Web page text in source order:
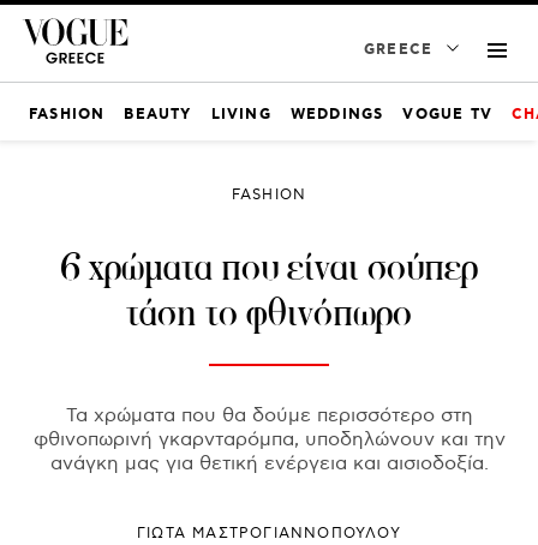
GREECE
FASHION BEAUTY LIVING WEDDINGS VOGUE TV
FASHION
6 χρώματα που είναι σούπερ
τάση το φθινόπωρο
Τα χρώματα που θα δούμε περισσότερο στη
φθινοπωρινή γκαρνταρόμπα, υποδηλώνουν και την
ανάγκη μας για θετική ενέργεια και αισιοδοξία.
ΓΙΩΤΑ ΜΑΣΤΡΟΓΙΑΝΝΟΠΟΥΛΟΥ